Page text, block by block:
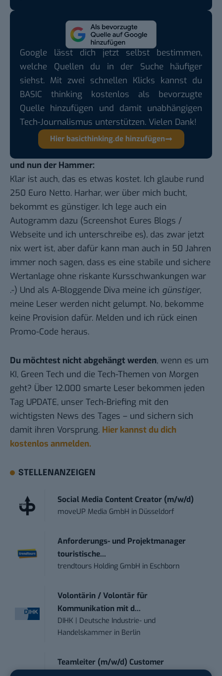
Google lässt dich jetzt selbst bestimmen,
welche Quellen du in der Suche häufiger
siehst. Mit zwei schnellen Klicks kannst du
BASIC thinking kostenlos als bevorzugte
Quelle hinzufügen und damit unabhängigen
Tech-Journalismus unterstützen. Vielen Dank!
Hier basicthinking.de hinzufügen
und nun der Hammer:
Klar ist auch, das es etwas kostet. Ich glaube rund
250 Euro Netto. Harhar, wer über mich bucht,
bekommt es günstiger. Ich lege auch ein
Autogramm dazu (Screenshot Eures Blogs /
Webseite und ich unterschreibe es), das zwar jetzt
nix wert ist, aber dafür kann man auch in 50 Jahren
immer noch sagen, dass es eine stabile und sichere
Wertanlage ohne riskante Kursschwankungen war
.-) Und als A-Bloggende Diva meine ich günstiger,
meine Leser werden nicht gelumpt. No, bekomme
keine Provision dafür. Melden und ich rück einen
Promo-Code heraus.
Du möchtest nicht abgehängt werden, wenn es um
KI, Green Tech und die Tech-Themen von Morgen
geht? Über 12.000 smarte Leser bekommen jeden
Tag UPDATE, unser Tech-Briefing mit den
wichtigsten News des Tages – und sichern sich
damit ihren Vorsprung. Hier kannst du dich
kostenlos anmelden.
STELLENANZEIGEN
Social Media Content Creator (m/w/d)
moveUP Media GmbH in Düsseldorf
Anforderungs- und Projektmanager
touristische...
trendtours Holding GmbH in Eschborn
Volontärin / Volontär für
Kommunikation mit d...
DIHK | Deutsche Industrie- und
Handelskammer in Berlin
Teamleiter (m/w/d) Customer